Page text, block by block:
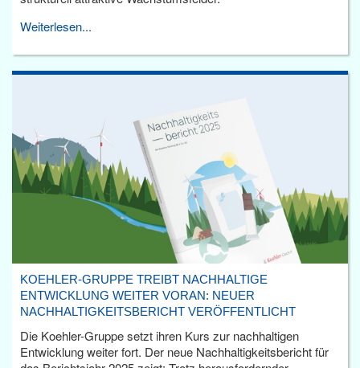
Weiterlesen...
KOEHLER-GRUPPE TREIBT NACHHALTIGE
ENTWICKLUNG WEITER VORAN: NEUER
NACHHALTIGKEITSBERICHT VERÖFFENTLICHT
Die Koehler-Gruppe setzt ihren Kurs zur nachhaltigen
Entwicklung weiter fort. Der neue Nachhaltigkeitsbericht für